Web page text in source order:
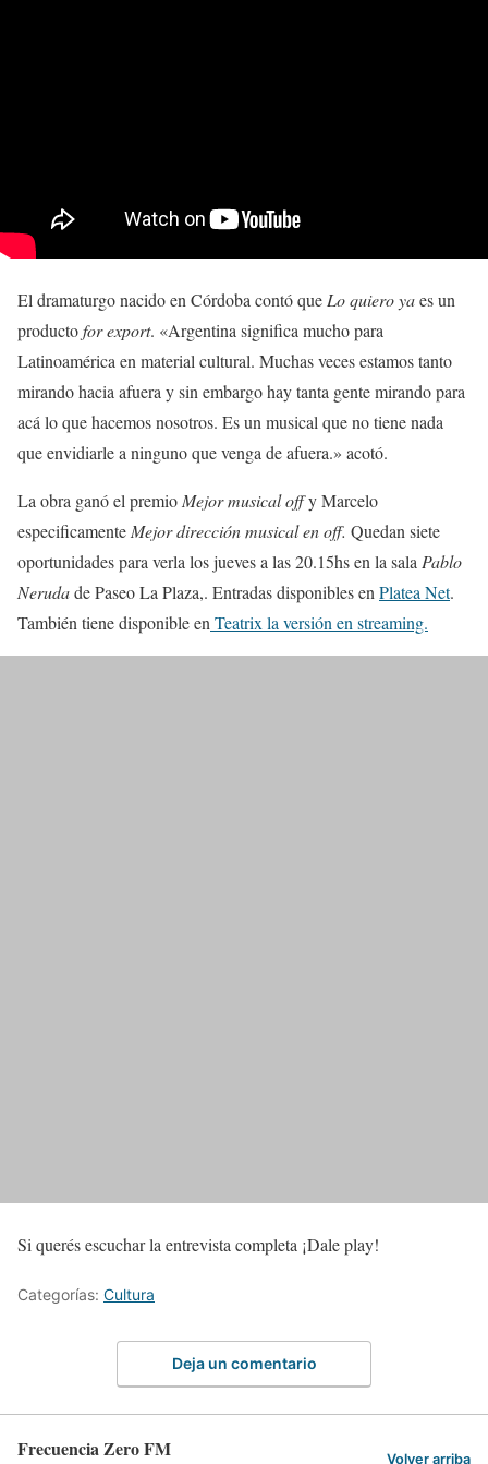
El dramaturgo nacido en Córdoba contó que Lo quiero yaes un
productofor export. «Argentina significa mucho para
Latinoamérica en material cultural. Muchas veces estamos tanto
mirando hacia afuera y sin embargo hay tanta gente mirando para
acá lo que hacemos nosotros. Es un musical que no tiene nada
que envidiarle a ninguno que venga de afuera.» acotó.
La obra ganó el premio Mejor musical offy Marcelo
especificamente Mejor dirección musical en off. Quedan siete
oportunidades para verla los jueves a las 20.15hs en la sala Pablo
Nerudade Paseo La Plaza,. Entradas disponibles en Platea Net.
También tiene disponible en Teatrix la versión en streaming.
Si querés escuchar la entrevista completa ¡Dale play!
Categorías: Cultura
Deja un comentario
Frecuencia Zero FM Volver arriba